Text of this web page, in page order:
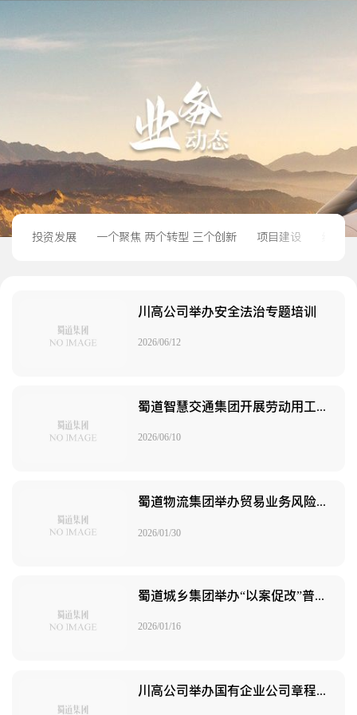
投资发展 一个聚焦 两个转型 三个创新 项目建设 经营
川高公司举办安全法治专题培训
2026/06/12
蜀道智慧交通集团开展劳动用工合规专题普法讲座
2026/06/10
蜀道物流集团举办贸易业务风险管控暨案例分享专题培训
2026/01/30
蜀道城乡集团举办“以案促改”普法培训
2026/01/16
川高公司举办国有企业公司章程修订专题培训